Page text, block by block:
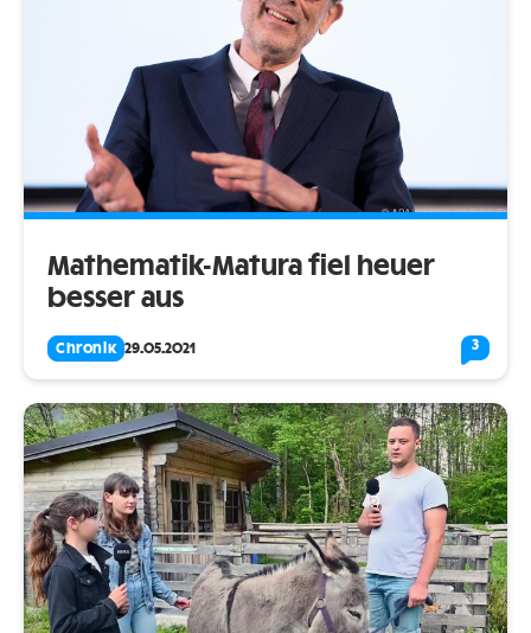
Mathematik-Matura fiel heuer
besser aus
Chronik 29.05.2021 3